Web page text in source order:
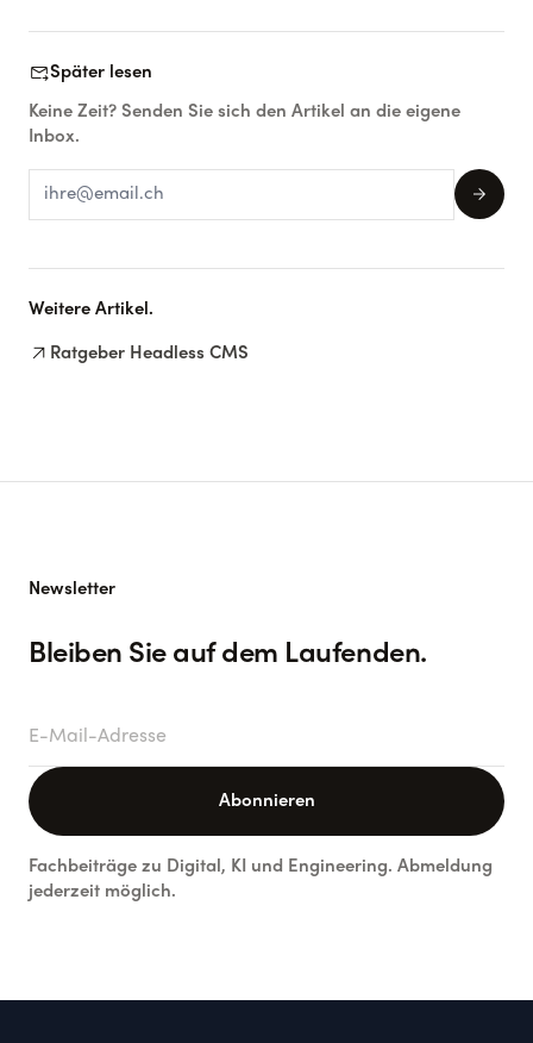
forward_to_inboxSpäter lesen
Keine Zeit? Senden Sie sich den Artikel an die eigene
Inbox.
arrow_forward
Weitere Artikel.
arrow_outward Ratgeber Headless CMS
Newsletter
Bleiben Sie auf dem Laufenden.
E-Mail-Adresse
Abonnieren
Fachbeiträge zu Digital, KI und Engineering. Abmeldung
jederzeit möglich.